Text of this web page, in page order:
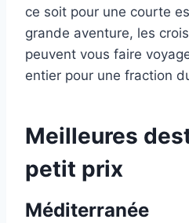
ce soit pour une courte
grande aventure, les
peuvent vous faire
entier pour une fraction
Meilleures
petit prix
Méditerranée